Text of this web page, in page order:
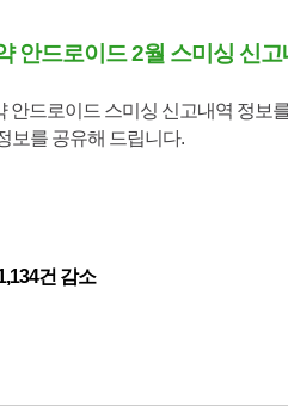
안드로이드 2월 스미싱 신고
안드로이드 스미싱 신고내역 정보
보를 공유해 드립니다.
건 감소